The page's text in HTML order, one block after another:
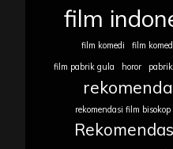
film
film komedi
film
film pabrik gula
horor
rekomendasi film bisokop